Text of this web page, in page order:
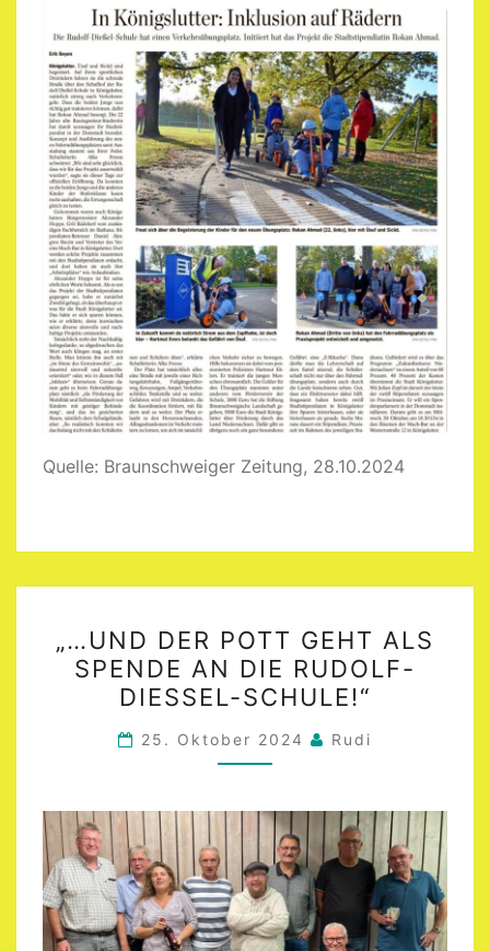
Quelle: Braunschweiger Zeitung, 28.10.2024
UND
DER
POTT
GEHT
ALS
AN
DIE
RUDOLF-
DIESSEL-S
CHULE!“
„…UND DER POTT GEHT ALS
SPENDE AN DIE RUDOLF-
DIESSEL-SCHULE!“
25. Oktober 2024 Rudi